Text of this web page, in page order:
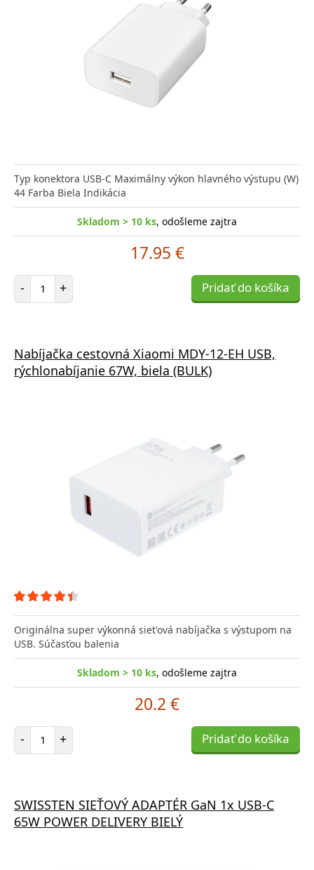
Typ konektora USB-C Maximálny výkon hlavného výstupu (W)
44 Farba Biela Indikácia
Skladom > 10 ks, odošleme zajtra
17.95 €
- Počet položiek
+ Pridať do košíka
Nabíjačka cestovná Xiaomi MDY-12-EH USB,
rýchlonabíjanie 67W, biela (BULK)
Originálna super výkonná siet'ová nabíjačka s výstupom na
USB. Súčasťou balenia
Skladom > 10 ks, odošleme zajtra
20.2 €
- Počet položiek
+ Pridať do košíka
SWISSTEN SIEŤOVÝ ADAPTÉR GaN 1x USB-C
65W POWER DELIVERY BIELÝ